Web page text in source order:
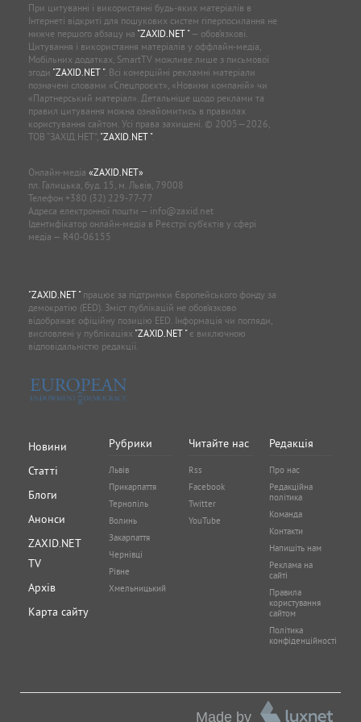
При цитуванні і використанні будь-яких матеріалів в
Інтернеті відкриті для пошукових систем гіперпосилання не
нижче першого абзацу на "ZAXID.NET "— обов’язкові.
Цитування і використання матеріалів у оффлайн-медіа,
Мобільних додатках, SmartTV можливе лише з письмової
згоди "ZAXID.NET ". Всі комерційні рекламні матеріали
позначені словами «Спецпроєкт», «Новини компаній» чи
«Партнерський матеріал». Детальніше щодо реклами та
правил цитування можна ознайомитись в правилах
користування сайтом. Усі права захищені. © 2005—2026,
ТОВ “ЗАХІД.НЕТ”, "ZAXID.NET ".
Онлайн-медіа «ZAXID.NET»
пл. Галицька, буд. 15, м. Львів, 79008
Телефон +380 (32) 229-77-77
Адреса електронної пошти — info@zaxid.net
Ідентифікатор онлайн-медіа в Реєстрі суб'єктів у сфері
медіа — R40-06155
"ZAXID.NET "працює за підтримки Європейського фонду за
демократію (EED). Зміст публікацій не обов’язково
відображає офіційну позицію EED. Інформація чи погляди,
висловлені у публікаціях "ZAXID.NET "є виключною
відповідальністю редакції.
Новини
Статті
Блоги
Анонси
ZAXID.NET
TV
Архів
Карта сайту
Рубрики
Львів
Прикарпаття
Тернопіль
Волинь
Закарпаття
Чернівці
Рівне
Хмельницький
Читайте нас
Rss
Facebook
Twitter
YouTube
Редакція
Про нас
Редакційна
політика
Команда
Контакти
Напишіть нам
Реклама на
сайті
Правила
користування
сайтом
Політика
конфіденційності
Made by